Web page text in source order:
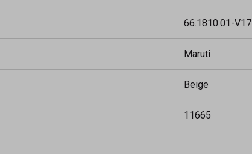
66.1810.01-V17
Maruti
Beige
11665